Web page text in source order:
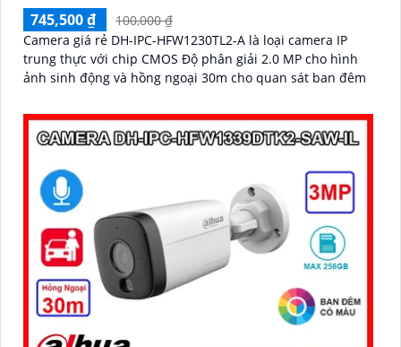
745,500 ₫
100,000 ₫
Camera giá rẻ DH-IPC-HFW1230TL2-A là loại camera IP
trung thực với chip CMOS Độ phân giải 2.0 MP cho hình
ảnh sinh động và hồng ngoại 30m cho quan sát ban đêm